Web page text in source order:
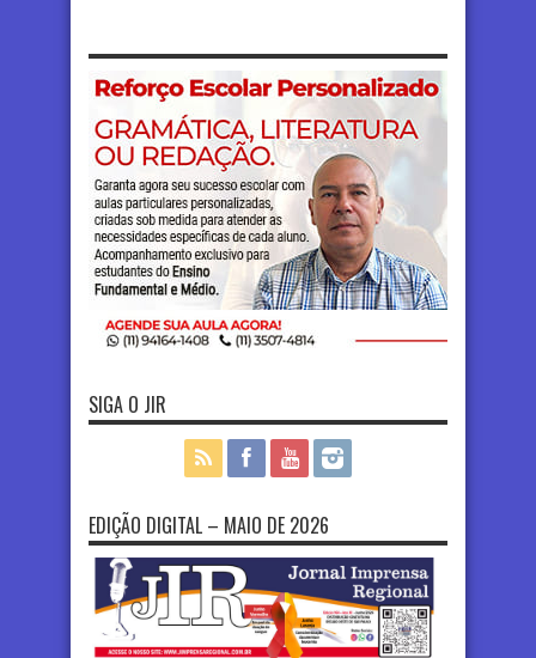
SIGA O JIR
EDIÇÃO DIGITAL – MAIO DE 2026